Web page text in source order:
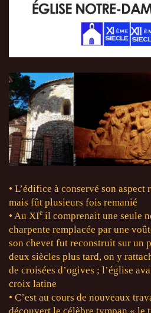
• L’édifice à conservé son aspect
mais fût plusieurs fois remanié
• Au XIe il comprenait une seule
charpente remplacée par une
son chevet fut reconstruit sur un
deux siècles plus tard, on y
de croisées d’ogives ; l’église
croix latine
• C’est au cours de nouveaux
découvert le célèbre tympan « le